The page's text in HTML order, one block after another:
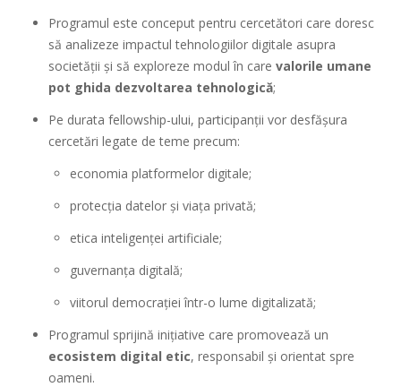
Programul este conceput pentru cercetători care doresc
să analizeze impactul tehnologiilor digitale asupra
societății și să exploreze modul în care valorile umane
pot ghida dezvoltarea tehnologică;
Pe durata fellowship-ului, participanții vor desfășura
cercetări legate de teme precum:
economia platformelor digitale;
protecția datelor și viața privată;
etica inteligenței artificiale;
guvernanța digitală;
viitorul democrației într-o lume digitalizată;
Programul sprijină inițiative care promovează un
ecosistem digital etic, responsabil și orientat spre
oameni.